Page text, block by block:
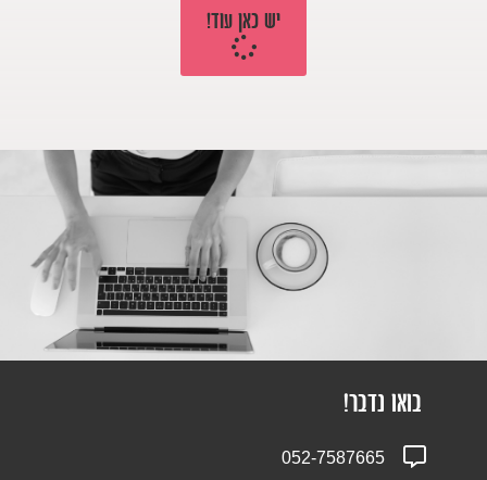
יש כאן עוד!
בואו נדבר!
052-7587665